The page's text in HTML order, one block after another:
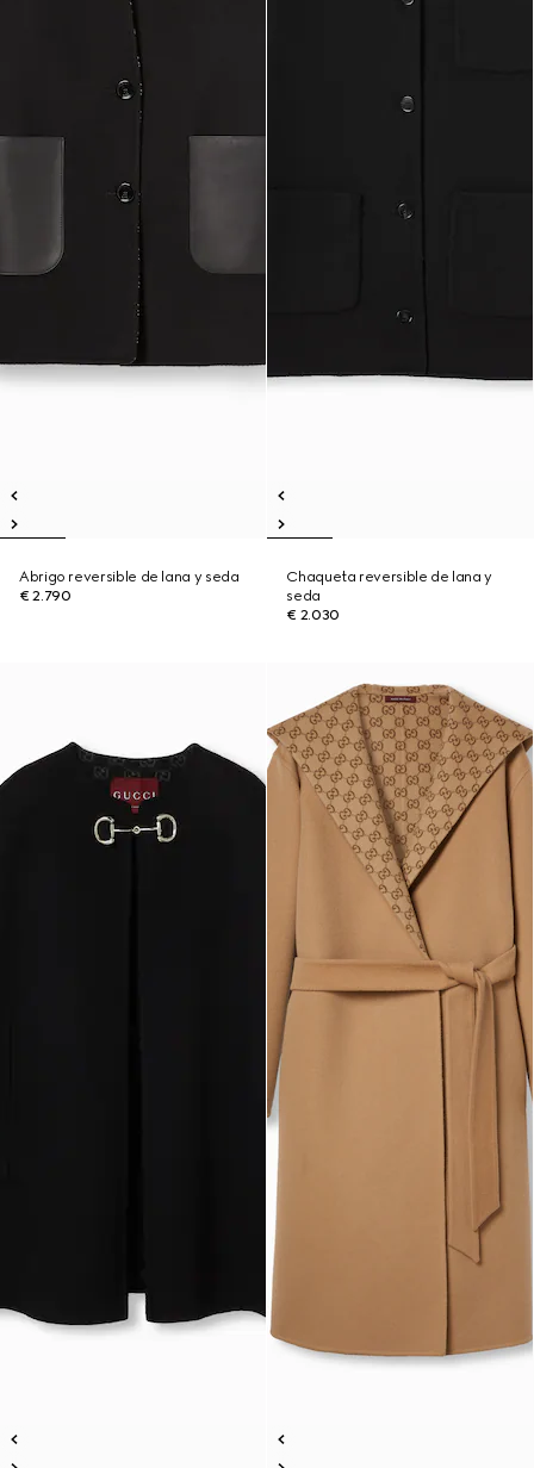
Abrigo reversible de lana y seda
€ 2.790
Chaqueta reversible de lana y
seda
€ 2.030